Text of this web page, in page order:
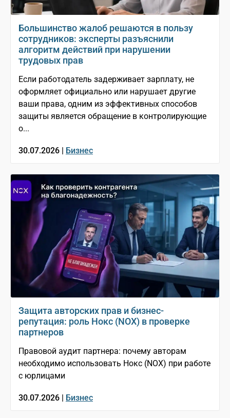
Большинство жалоб решаются в пользу
сотрудников: эксперты разъяснили
алгоритм действий при нарушении
трудовых прав
Если работодатель задерживает зарплату, не
оформляет официально или нарушает другие
ваши права, одним из эффективных способов
защиты является обращение в контролирующие
о...
30.07.2026 | Бизнес
Защита авторских прав и бизнес-
репутация: роль Нокс (NOX) в проверке
партнеров
Правовой аудит партнера: почему авторам
необходимо использовать Нокс (NOX) при работе
с юрлицами
30.07.2026 | Бизнес